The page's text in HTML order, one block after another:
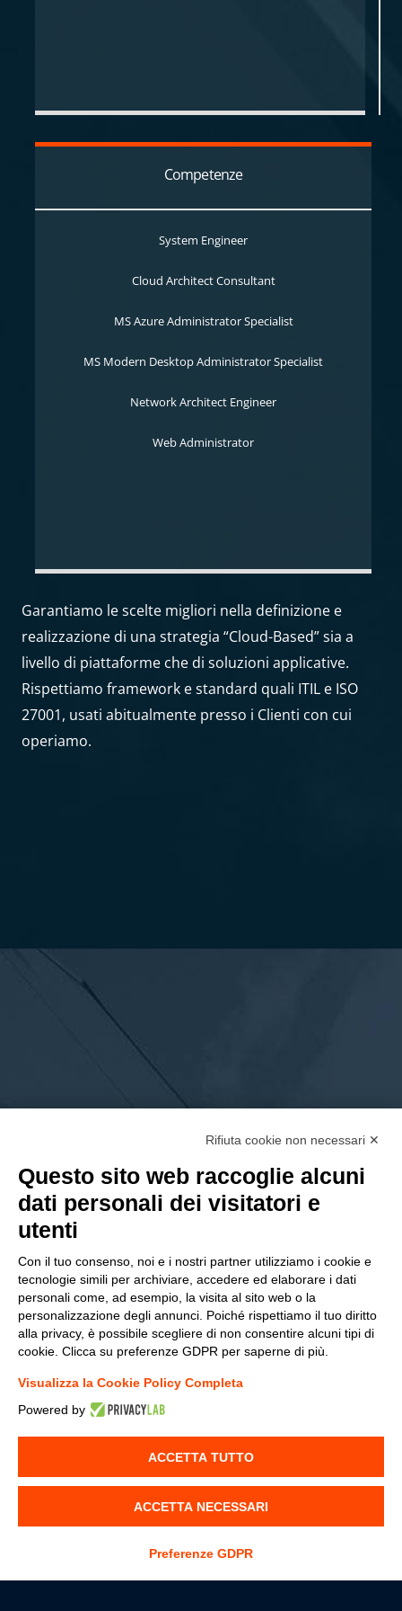
Competenze
System Engineer
Cloud Architect Consultant
MS Azure Administrator Specialist
MS Modern Desktop Administrator Specialist
Network Architect Engineer
Web Administrator
Garantiamo le scelte migliori nella definizione e
realizzazione di una strategia “Cloud-Based” sia a
livello di piattaforme che di soluzioni applicative.
Rispettiamo framework e standard quali ITIL e ISO
27001, usati abitualmente presso i Clienti con cui
operiamo.
Lavora con noi
Consulente commerciale
Ricerchiamo, per ampliamento gamma di servizi,
consulenti commerciali per l’area software.
Junior Developer Full Stack
Appassionati di programmazione web full-stack che
saranno incaricati della realizzazione di applicazioni
Rifiuta cookie non necessari ✕
Questo sito web raccoglie alcuni
dati personali dei visitatori e
utenti
Con il tuo consenso, noi e i nostri partner utilizziamo i cookie e
tecnologie simili per archiviare, accedere ed elaborare i dati
personali come, ad esempio, la visita al sito web o la
personalizzazione degli annunci. Poiché rispettiamo il tuo diritto
alla privacy, è possibile scegliere di non consentire alcuni tipi di
cookie. Clicca su preferenze GDPR per saperne di più.
Visualizza la Cookie Policy Completa
Powered by
ACCETTA TUTTO
ACCETTA NECESSARI
Preferenze GDPR